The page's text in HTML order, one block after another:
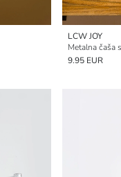
LCW JOY
Metalna čaša
9.95 EUR